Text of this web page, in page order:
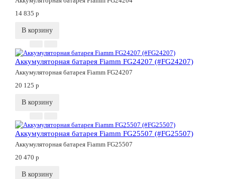
14 835 p
В корзину
Аккумуляторная батарея Fiamm FG24207 (#FG24207)
Аккумуляторная батарея Fiamm FG24207
20 125 p
В корзину
Аккумуляторная батарея Fiamm FG25507 (#FG25507)
Аккумуляторная батарея Fiamm FG25507
20 470 p
В корзину